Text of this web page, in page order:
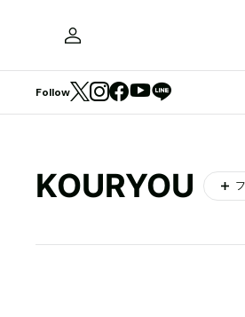
Follow
KOURYOU